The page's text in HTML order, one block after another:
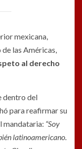
mexicana,
las Américas,
al derecho
dentro del
para reafirmar su
mandataria: “Soy
latinoamericano.